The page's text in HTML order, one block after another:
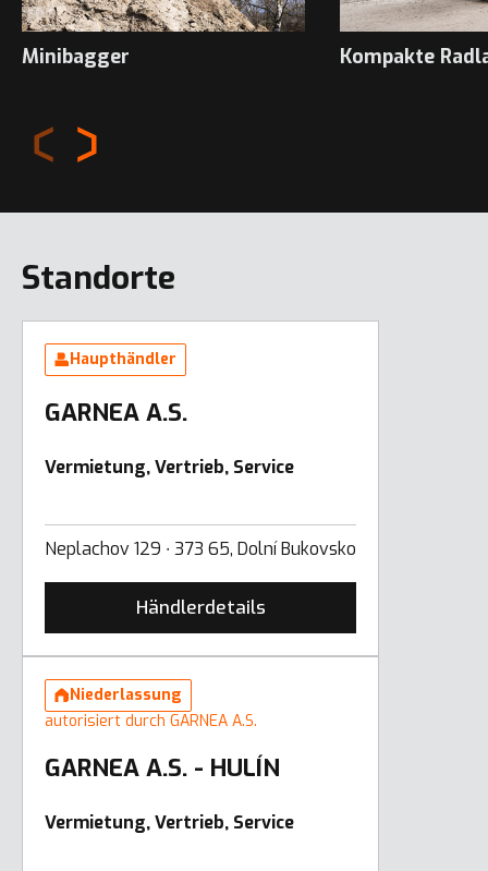
Minibagger Kompakte
Standorte
Haupthändler
GARNEA A.S.
Vermietung, Vertrieb, Service
Neplachov 129 ∙ 373 65, Dolní Bukovsko
Händlerdetails
Niederlassung
autorisiert durch GARNEA A.S.
GARNEA A.S. - HULÍN
Vermietung, Vertrieb, Service